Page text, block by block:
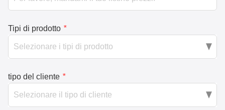
Tipi di prodotto *
tipo del cliente *